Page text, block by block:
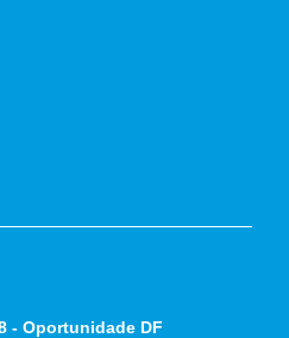
- Oportunidade DF